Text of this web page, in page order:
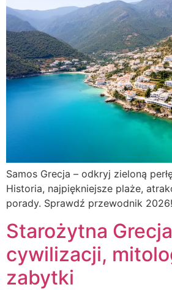
Samos Grecja – odkryj zieloną
Historia, najpiękniejsze plaże,
porady. Sprawdź przewodnik 2026!
Starożytna
cywilizacji,
zabytki